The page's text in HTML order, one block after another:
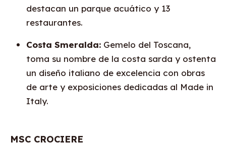
destacan un parque acuático y 13
restaurantes.
Costa Smeralda: Gemelo del Toscana,
toma su nombre de la costa sarda y ostenta
un diseño italiano de excelencia con obras
de arte y exposiciones dedicadas al Made in
Italy.
MSC CROCIERE